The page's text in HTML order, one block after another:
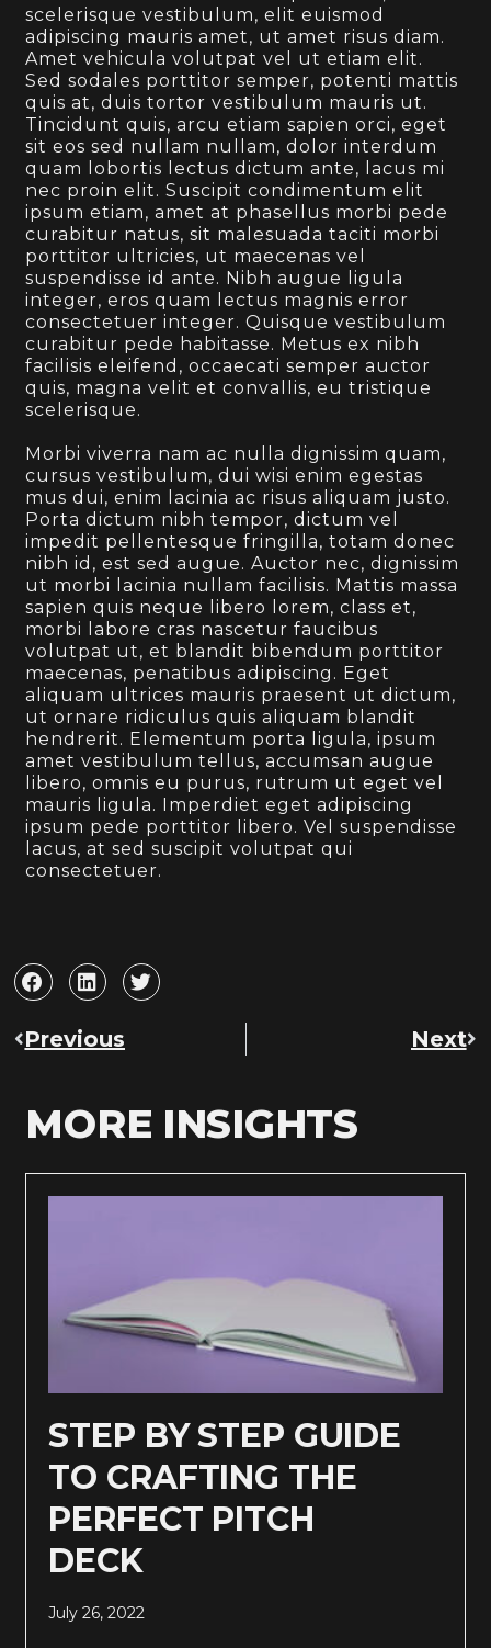
scelerisque vestibulum, elit euismod
adipiscing mauris amet, ut amet risus diam.
Amet vehicula volutpat vel ut etiam elit.
Sed sodales porttitor semper, potenti mattis
quis at, duis tortor vestibulum mauris ut.
Tincidunt quis, arcu etiam sapien orci, eget
sit eos sed nullam nullam, dolor interdum
quam lobortis lectus dictum ante, lacus mi
nec proin elit. Suscipit condimentum elit
ipsum etiam, amet at phasellus morbi pede
curabitur natus, sit malesuada taciti morbi
porttitor ultricies, ut maecenas vel
suspendisse id ante. Nibh augue ligula
integer, eros quam lectus magnis error
consectetuer integer. Quisque vestibulum
curabitur pede habitasse. Metus ex nibh
facilisis eleifend, occaecati semper auctor
quis, magna velit et convallis, eu tristique
scelerisque.
Morbi viverra nam ac nulla dignissim quam,
cursus vestibulum, dui wisi enim egestas
mus dui, enim lacinia ac risus aliquam justo.
Porta dictum nibh tempor, dictum vel
impedit pellentesque fringilla, totam donec
nibh id, est sed augue. Auctor nec, dignissim
ut morbi lacinia nullam facilisis. Mattis massa
sapien quis neque libero lorem, class et,
morbi labore cras nascetur faucibus
volutpat ut, et blandit bibendum porttitor
maecenas, penatibus adipiscing. Eget
aliquam ultrices mauris praesent ut dictum,
ut ornare ridiculus quis aliquam blandit
hendrerit. Elementum porta ligula, ipsum
amet vestibulum tellus, accumsan augue
libero, omnis eu purus, rutrum ut eget vel
mauris ligula. Imperdiet eget adipiscing
ipsum pede porttitor libero. Vel suspendisse
lacus, at sed suscipit volutpat qui
consectetuer.
Previous Next
MORE INSIGHTS
STEP BY STEP GUIDE
TO CRAFTING THE
PERFECT PITCH
DECK
July 26, 2022